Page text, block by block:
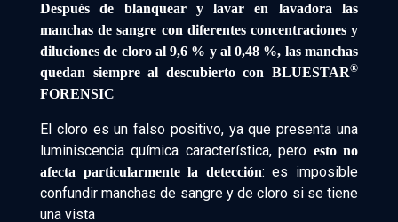
Después de blanquear y lavar en lavadora las
manchas de sangre con diferentes concentraciones y
diluciones de cloro al 9,6 % y al 0,48 %, las manchas
quedan siempre al descubierto con BLUESTAR®
FORENSIC
El cloro es un falso positivo, ya que presenta una
luminiscencia química característica, pero esto no
afecta particularmente la detección: es imposible
confundir manchas de sangre y de cloro si se tiene
una vista